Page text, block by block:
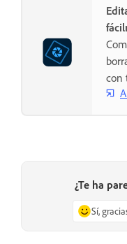
con
¿Te ha
Sí,